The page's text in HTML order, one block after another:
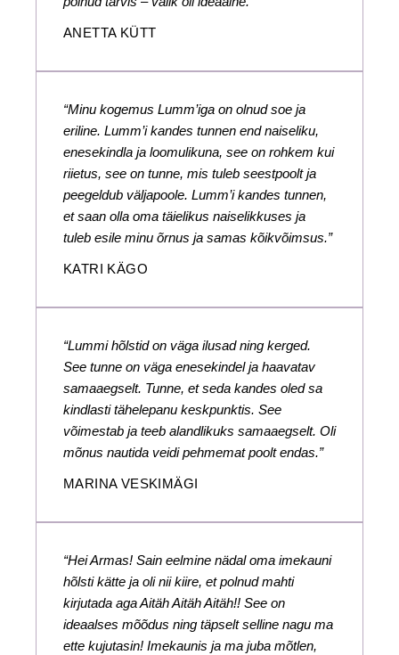
ANETTA KÜTT
“Minu kogemus Lumm’iga on olnud soe ja
eriline. Lumm’i kandes tunnen end naiseliku,
enesekindla ja loomulikuna, see on rohkem kui
riietus, see on tunne, mis tuleb seestpoolt ja
peegeldub väljapoole. Lumm’i kandes tunnen,
et saan olla oma täielikus naiselikkuses ja
tuleb esile minu õrnus ja samas kõikvõimsus.”
KATRI KÄGO
“Lummi hõlstid on väga ilusad ning kerged.
See tunne on väga enesekindel ja haavatav
samaaegselt. Tunne, et seda kandes oled sa
kindlasti tähelepanu keskpunktis. See
võimestab ja teeb alandlikuks samaaegselt. Oli
mõnus nautida veidi pehmemat poolt endas.”
MARINA VESKIMÄGI
“Hei Armas! Sain eelmine nädal oma imekauni
hõlsti kätte ja oli nii kiire, et polnud mahti
kirjutada aga Aitäh Aitäh Aitäh!! See on
ideaalses mõõdus ning täpselt selline nagu ma
ette kujutasin! Imekaunis ja ma juba mõtlen,